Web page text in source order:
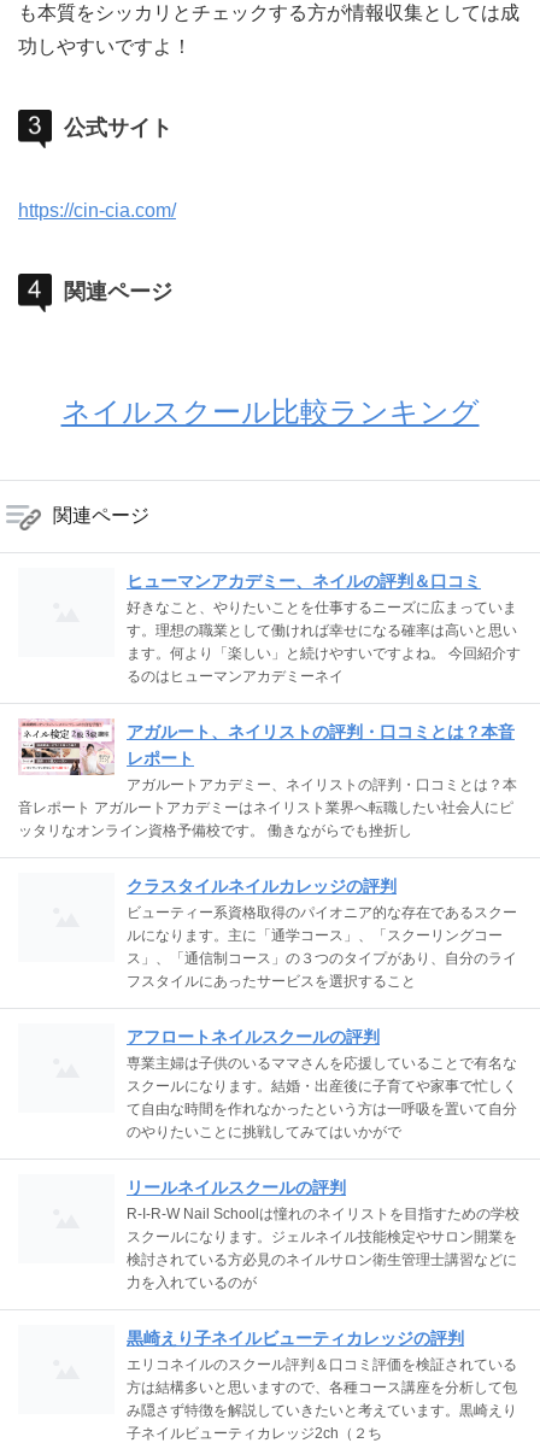
も本質をシッカリとチェックする方が情報収集としては成
功しやすいですよ！
公式サイト
https://cin-cia.com/
関連ページ
ネイルスクール比較ランキング
関連ページ
ヒューマンアカデミー、ネイルの評判＆口コミ
好きなこと、やりたいことを仕事するニーズに広まっていま
す。理想の職業として働ければ幸せになる確率は高いと思い
ます。何より「楽しい」と続けやすいですよね。 今回紹介す
るのはヒューマンアカデミーネイ
アガルート、ネイリストの評判・口コミとは？本音
レポート
アガルートアカデミー、ネイリストの評判・口コミとは？本
音レポート アガルートアカデミーはネイリスト業界へ転職したい社会人にピ
ッタリなオンライン資格予備校です。 働きながらでも挫折し
クラスタイルネイルカレッジの評判
ビューティー系資格取得のパイオニア的な存在であるスクー
ルになります。主に「通学コース」、「スクーリングコー
ス」、「通信制コース」の３つのタイプがあり、自分のライ
フスタイルにあったサービスを選択すること
アフロートネイルスクールの評判
専業主婦は子供のいるママさんを応援していることで有名な
スクールになります。結婚・出産後に子育てや家事で忙しく
て自由な時間を作れなかったという方は一呼吸を置いて自分
のやりたいことに挑戦してみてはいかがで
リールネイルスクールの評判
R-I-R-W Nail Schoolは憧れのネイリストを目指すための学校
スクールになります。ジェルネイル技能検定やサロン開業を
検討されている方必見のネイルサロン衛生管理士講習などに
力を入れているのが
黒崎えり子ネイルビューティカレッジの評判
エリコネイルのスクール評判＆口コミ評価を検証されている
方は結構多いと思いますので、各種コース講座を分析して包
み隠さず特徴を解説していきたいと考えています。黒崎えり
子ネイルビューティカレッジ2ch（２ち